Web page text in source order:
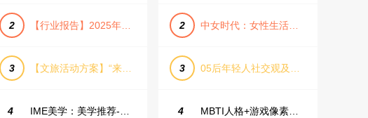
2 【行业报告】2025年Q1证券行业薪酬趋势分析
3 【文旅活动方案】“来和月亮撞个满怀”文旅景区中秋露营音乐会团建拓展方案
4 IME美学：美学推荐-飞猪旅行春节营销通案
2 中女时代：女性生活方式及消费洞察
3 05后年轻人社交观及行为研究2025
4 MBTI人格+游戏像素风主题企业年会